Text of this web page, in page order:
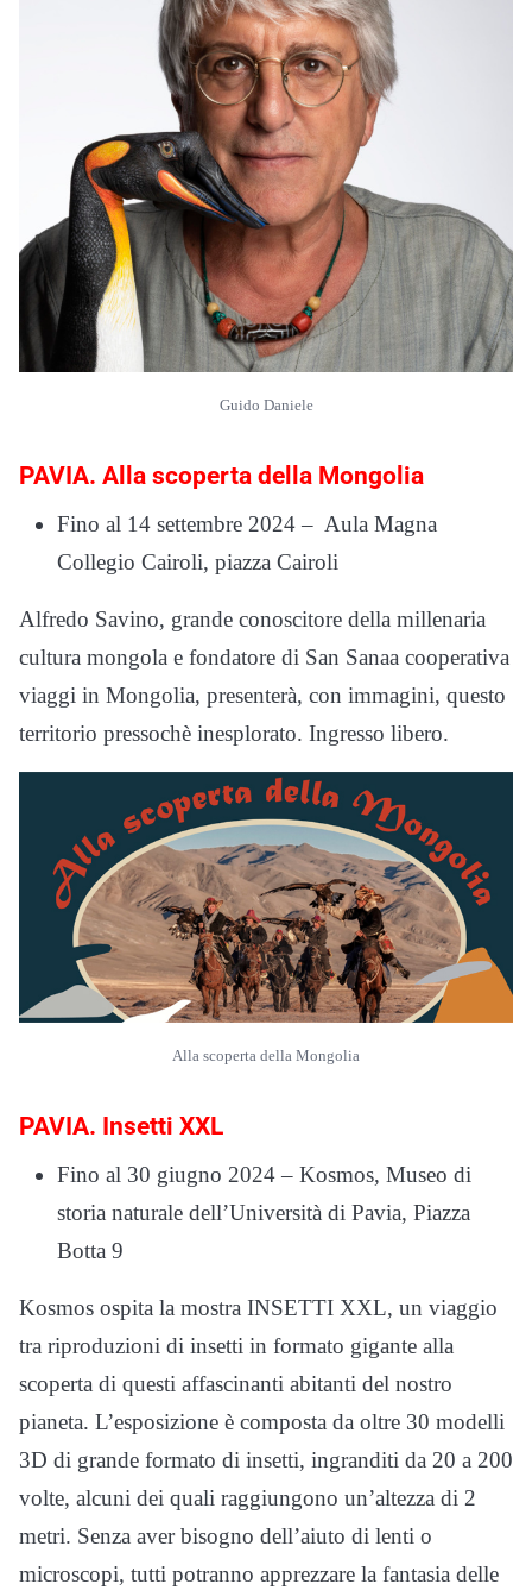
Guido Daniele
PAVIA. Alla scoperta della Mongolia
Fino al 14 settembre 2024 – Aula Magna
Collegio Cairoli, piazza Cairoli
Alfredo Savino, grande conoscitore della millenaria
cultura mongola e fondatore di San Sanaa cooperativa
viaggi in Mongolia, presenterà, con immagini, questo
territorio pressochè inesplorato. Ingresso libero.
Alla scoperta della Mongolia
PAVIA. Insetti XXL
Fino al 30 giugno 2024 – Kosmos, Museo di
storia naturale dell’Università di Pavia, Piazza
Botta 9
Kosmos ospita la mostra INSETTI XXL, un viaggio
tra riproduzioni di insetti in formato gigante alla
scoperta di questi affascinanti abitanti del nostro
pianeta. L’esposizione è composta da oltre 30 modelli
3D di grande formato di insetti, ingranditi da 20 a 200
volte, alcuni dei quali raggiungono un’altezza di 2
metri. Senza aver bisogno dell’aiuto di lenti o
microscopi, tutti potranno apprezzare la fantasia delle